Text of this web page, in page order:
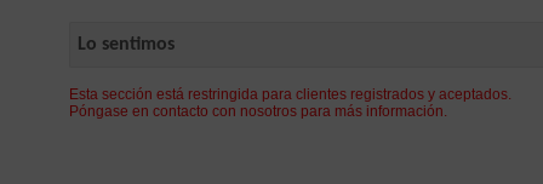
Lo sentimos
Esta sección está restringida para clientes registrados y aceptados.
Póngase en contacto con nosotros para más información.